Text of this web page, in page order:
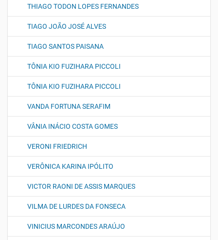
THIAGO TODON LOPES FERNANDES
TIAGO JOÃO JOSÉ ALVES
TIAGO SANTOS PAISANA
TÔNIA KIO FUZIHARA PICCOLI
TÔNIA KIO FUZIHARA PICCOLI
VANDA FORTUNA SERAFIM
VÂNIA INÁCIO COSTA GOMES
VERONI FRIEDRICH
VERÔNICA KARINA IPÓLITO
VICTOR RAONI DE ASSIS MARQUES
VILMA DE LURDES DA FONSECA
VINICIUS MARCONDES ARAÚJO